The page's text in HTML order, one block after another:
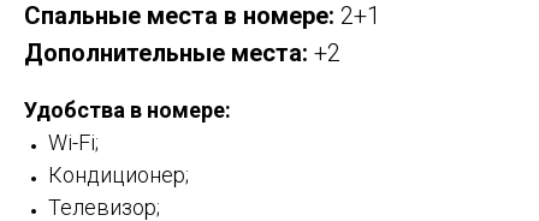
Спальные места в номере: 2+1
Дополнительные места: +2
Удобства в номере:
Wi-Fi;
Кондиционер;
Телевизор;